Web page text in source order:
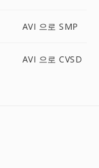
AVI 으로 SMP
AVI 으로 CVSD